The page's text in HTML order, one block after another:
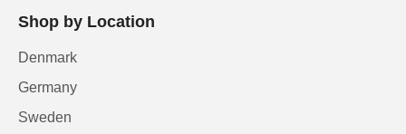
Shop by Location
Denmark
Germany
Sweden